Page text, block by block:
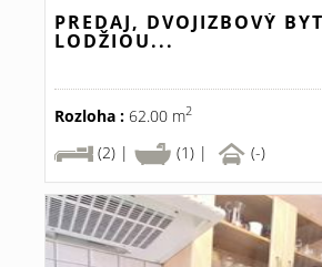
PREDAJ, DVOJIZBOVÝ
LODŽIOU...
Rozloha : 62.00 m2
(2) |
(1) | (-)